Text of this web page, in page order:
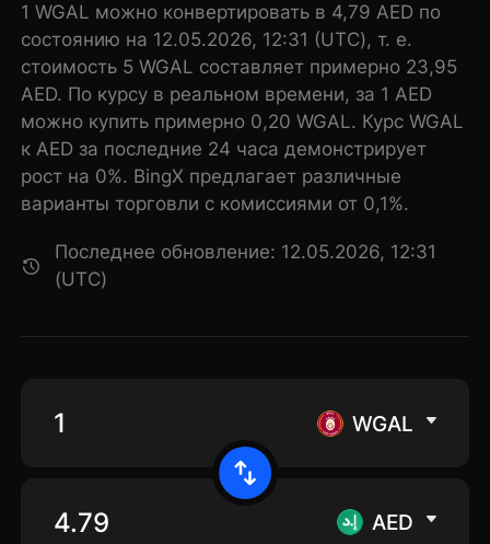
1 WGAL можно конвертировать в 4,79 AED по
состоянию на 12.05.2026, 12:31 (UTC), т. е.
стоимость 5 WGAL составляет примерно 23,95
AED. По курсу в реальном времени, за 1 AED
можно купить примерно 0,20 WGAL. Курс WGAL
к AED за последние 24 часа демонстрирует
рост на 0%. BingX предлагает различные
варианты торговли с комиссиями от 0,1%.
Последнее обновление: 12.05.2026, 12:31
(UTC)
WGAL
AED